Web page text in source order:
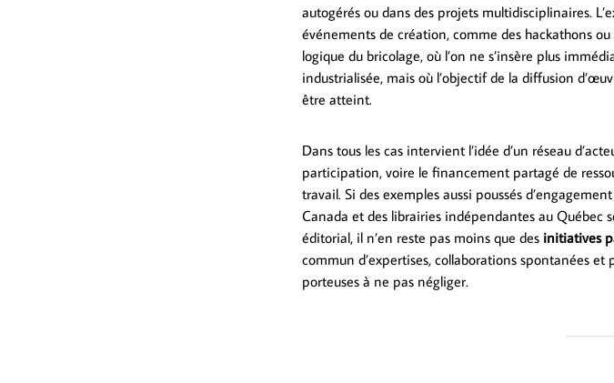
autogérés ou dans des projets multidisciplinaires.
événements de création, comme des hackathons
logique du bricolage, où l’on ne s’insère plus
industrialisée, mais où l’objectif de la diffusion
être atteint.
Dans tous les cas intervient l’idée d’un réseau
participation, voire le financement partagé de
travail. Si des exemples aussi poussés
Canada et des librairies indépendantes au
éditorial, il n’en reste pas moins que des initiatives
commun d’expertises, collaborations spontanées
porteuses à ne pas négliger.